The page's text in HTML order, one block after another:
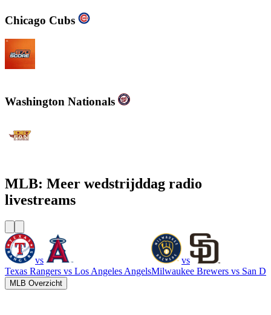
Chicago Cubs
Washington Nationals
MLB: Meer wedstrijddag radio
livestreams
vs
Texas Rangers vs Los Angeles Angels
vs
Milwaukee Brewers vs San
MLB Overzicht